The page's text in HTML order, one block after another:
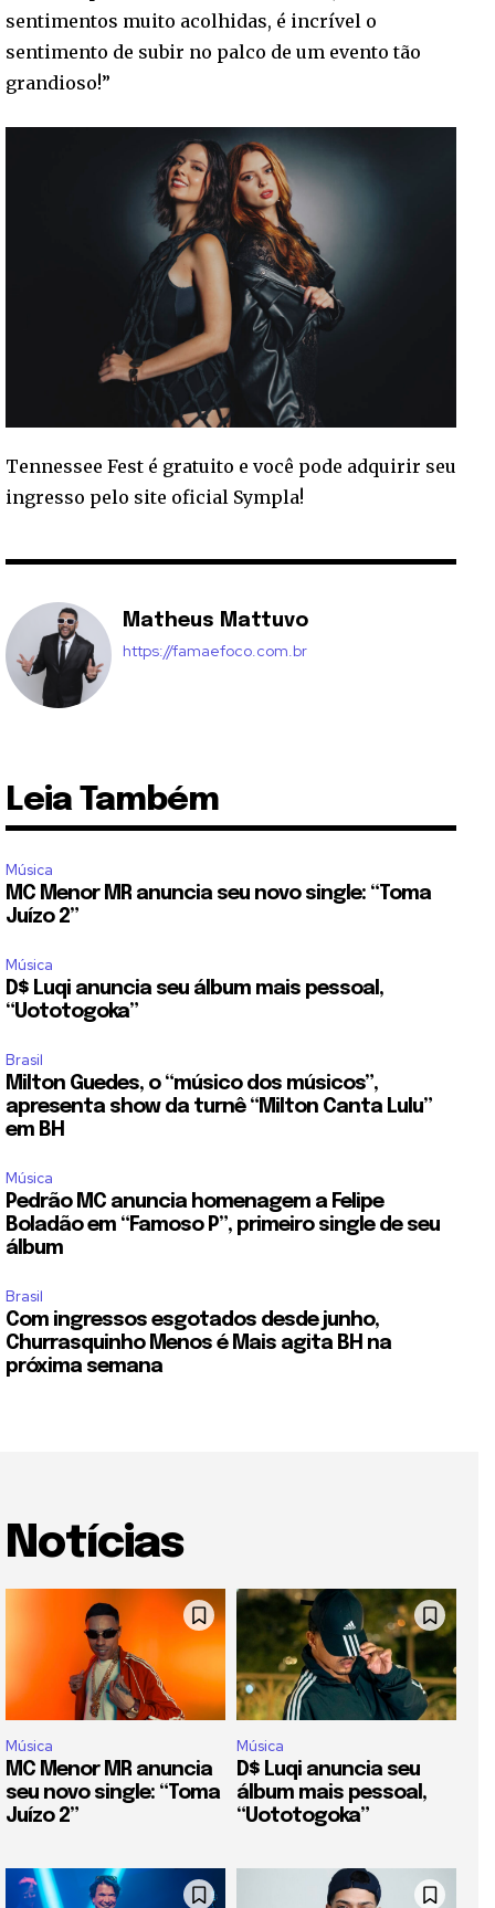
sentimentos muito acolhidas, é incrível o
sentimento de subir no palco de um evento tão
grandioso!”
Tennessee Fest é gratuito e você pode adquirir seu
ingresso pelo site oficial Sympla!
Matheus Mattuvo
https://famaefoco.com.br
Leia Também
Música
MC Menor MR anuncia seu novo single: “Toma
Juízo 2”
Música
D$ Luqi anuncia seu álbum mais pessoal,
“Uototogoka”
Brasil
Milton Guedes, o “músico dos músicos”,
apresenta show da turnê “Milton Canta Lulu”
em BH
Música
Pedrão MC anuncia homenagem a Felipe
Boladão em “Famoso P”, primeiro single de seu
álbum
Brasil
Com ingressos esgotados desde junho,
Churrasquinho Menos é Mais agita BH na
próxima semana
Notícias
Música
MC Menor MR anuncia
seu novo single: “Toma
Juízo 2”
Música
D$ Luqi anuncia seu
álbum mais pessoal,
“Uototogoka”